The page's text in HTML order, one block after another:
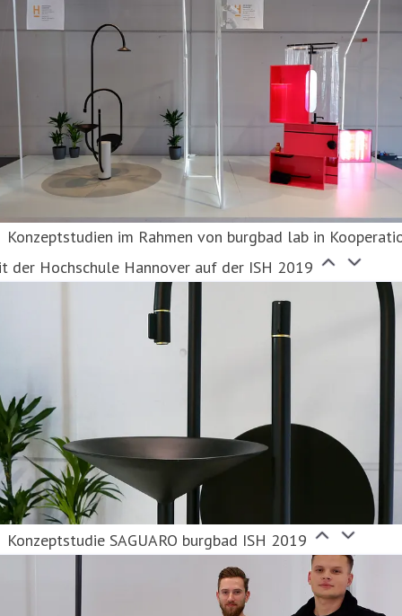
Konzeptstudien im Rahmen von burgbad lab in
der Hochschule Hannover auf der ISH 2019
Konzeptstudie SAGUARO burgbad ISH 2019